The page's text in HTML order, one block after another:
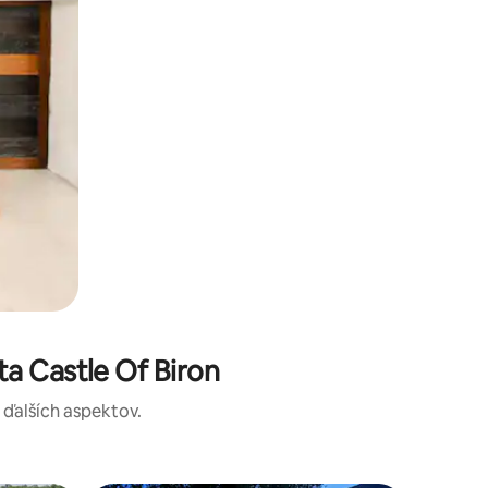
Castle Of Biron
aspektov.